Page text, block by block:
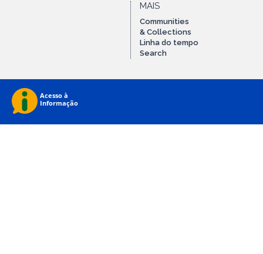
MAIS
Communities
& Collections
Linha do tempo
Search